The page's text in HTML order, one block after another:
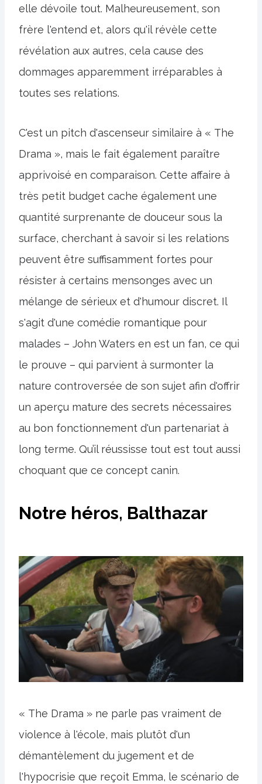
elle dévoile tout. Malheureusement, son
frère l'entend et, alors qu'il révèle cette
révélation aux autres, cela cause des
dommages apparemment irréparables à
toutes ses relations.
C'est un pitch d'ascenseur similaire à « The
Drama », mais le fait également paraître
apprivoisé en comparaison. Cette affaire à
très petit budget cache également une
quantité surprenante de douceur sous la
surface, cherchant à savoir si les relations
peuvent être suffisamment fortes pour
résister à certains mensonges avec un
mélange de sérieux et d'humour discret. Il
s'agit d'une comédie romantique pour
malades – John Waters en est un fan, ce qui
le prouve – qui parvient à surmonter la
nature controversée de son sujet afin d'offrir
un aperçu mature des secrets nécessaires
au bon fonctionnement d'un partenariat à
long terme. Qu’il réussisse tout est tout aussi
choquant que ce concept canin.
Notre héros, Balthazar
« The Drama » ne parle pas vraiment de
violence à l'école, mais plutôt d'un
démantèlement du jugement et de
l'hypocrisie que reçoit Emma, ​​le scénario de